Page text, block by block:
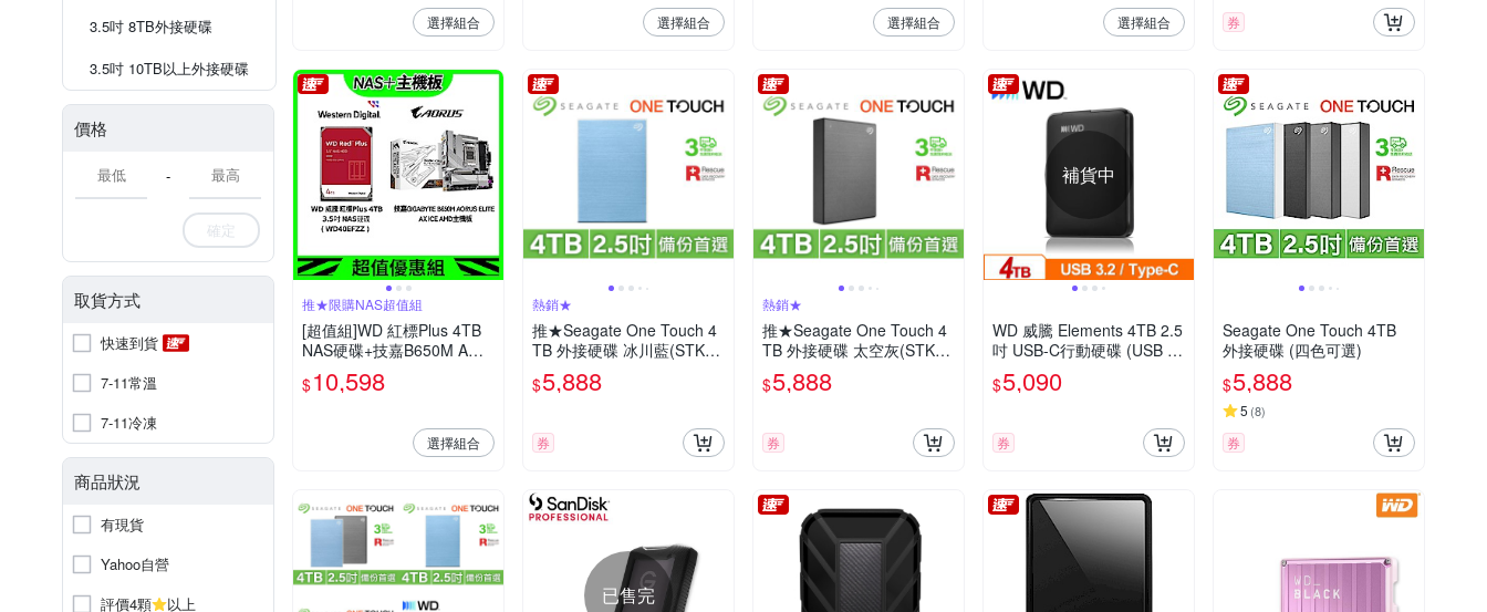
3.5吋 8TB外接硬碟
3.5吋 10TB以上外接硬碟
價格
-
確定
取貨方式
快速到貨
7-11常溫
7-11冷凍
商品狀況
有現貨
Yahoo自營
評價4顆
以上
選擇組合 選擇組合 選擇組合 選擇組合 券
推★限購NAS超值組
[超值組]WD 紅標Plus 4TB
NAS硬碟+技嘉B650M AOR
US ELITE AX ICE AMD主機
板
$10,598
選擇組合
熱銷★
推★Seagate One Touch 4
TB 外接硬碟 冰川藍(STKZ4
000402)
$5,888
券
熱銷★
推★Seagate One Touch 4
TB 外接硬碟 太空灰(STKZ4
000404)
$5,888
券
補貨中
WD 威騰 Elements 4TB 2.5
吋 USB-C行動硬碟 (USB 3.
2 Gen 1)
$5,090
券
Seagate One Touch 4TB
外接硬碟 (四色可選)
$5,888
5 (8)
券
已售完